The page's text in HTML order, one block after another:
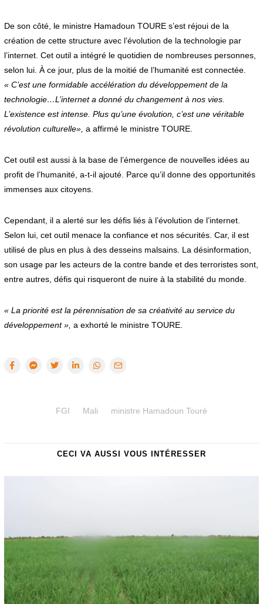
De son côté, le ministre Hamadoun TOURE s’est réjoui de la
création de cette structure avec l’évolution de la technologie par
l’internet. Cet outil a intégré le quotidien de nombreuses personnes,
selon lui. À ce jour, plus de la moitié de l’humanité est connectée.
« C’est une formidable accélération du développement de la
technologie…L’internet a donné du changement à nos vies.
L’existence est intense. Plus qu’une évolution, c’est une véritable
révolution culturelle», a affirmé le ministre TOURE.
Cet outil est aussi à la base de l’émergence de nouvelles idées au
profit de l’humanité, a-t-il ajouté. Parce qu’il donne des opportunités
immenses aux citoyens.
Cependant, il a alerté sur les défis liés à l’évolution de l’internet.
Selon lui, cet outil menace la confiance et nos sécurités. Car, il est
utilisé de plus en plus à des desseins malsains. La désinformation,
son usage par les acteurs de la contre bande et des terroristes sont,
entre autres, défis qui risqueront de nuire à la stabilité du monde.
« La priorité est la pérennisation de sa créativité au service du
développement », a exhorté le ministre TOURE.
FGI Mali ministre Hamadoun Touré
CECI VA AUSSI VOUS INTÉRESSER